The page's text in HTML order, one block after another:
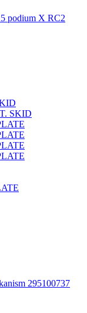
podium X RC2
SKID
295100737